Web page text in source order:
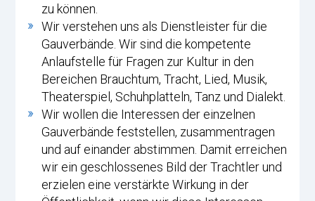
zu können.
Wir verstehen uns als Dienstleister für die
Gauverbände. Wir sind die kompetente
Anlaufstelle für Fragen zur Kultur in den
Bereichen Brauchtum, Tracht, Lied, Musik,
Theaterspiel, Schuhplatteln, Tanz und Dialekt.
Wir wollen die Interessen der einzelnen
Gauverbände feststellen, zusammentragen
und auf einander abstimmen. Damit erreichen
wir ein geschlossenes Bild der Trachtler und
erzielen eine verstärkte Wirkung in der